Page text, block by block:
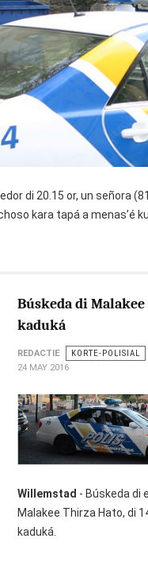
di 20.15 or, un señora
kara tapá a menas’é
Búskeda di Malakee
kaduká
REDACTIE
KORTE-POLISIAL
24 MAY 2016
Willemstad - Búskeda di
Malakee Thirza Hato, di
kaduká.